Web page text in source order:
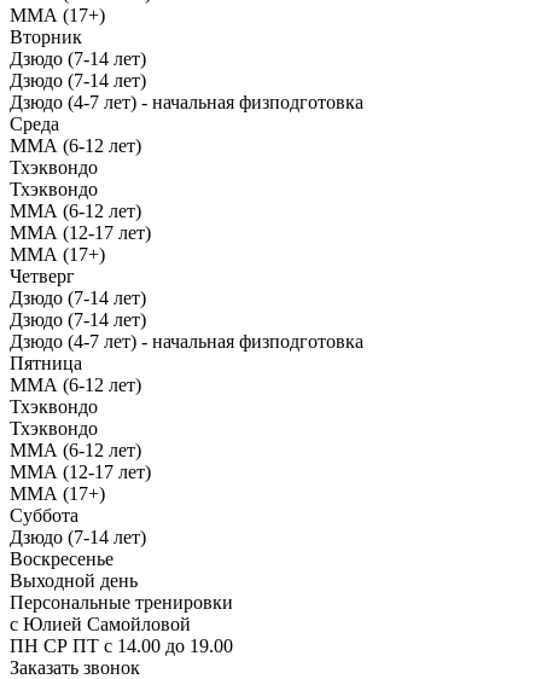
ММА (17+)
Вторник
Дзюдо (7-14 лет)
Дзюдо (7-14 лет)
Дзюдо (4-7 лет) - начальная физподготовка
Среда
ММА (6-12 лет)
Тхэквондо
Тхэквондо
ММА (6-12 лет)
ММА (12-17 лет)
ММА (17+)
Четверг
Дзюдо (7-14 лет)
Дзюдо (7-14 лет)
Дзюдо (4-7 лет) - начальная физподготовка
Пятница
ММА (6-12 лет)
Тхэквондо
Тхэквондо
ММА (6-12 лет)
ММА (12-17 лет)
ММА (17+)
Суббота
Дзюдо (7-14 лет)
Воскресенье
Выходной день
Персональные тренировки
с Юлией Самойловой
ПН СР ПТ с 14.00 до 19.00
Заказать звонок